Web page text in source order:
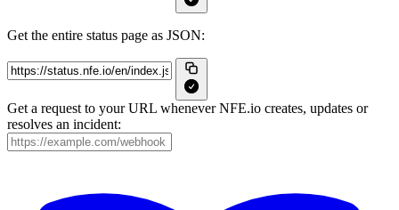
Get the entire status page as JSON:
Get a request to your URL whenever NFE.io creates, updates or
resolves an incident: